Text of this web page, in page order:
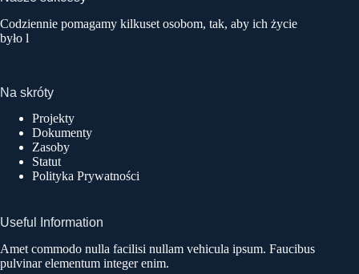
Codziennie pomagamy kilkuset osobom, tak, aby ich życie
było l
Na skróty
Projekty
Dokumenty
Zasoby
Statut
Polityka Prywatności
Useful Information
Amet commodo nulla facilisi nullam vehicula ipsum. Faucibus
pulvinar elementum integer enim.